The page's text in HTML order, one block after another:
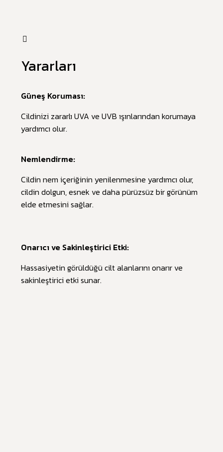
Yararları
Güneş Koruması:
Cildinizi zararlı UVA ve UVB ışınlarından korumaya
yardımcı olur.
Nemlendirme:
Cildin nem içeriğinin yenilenmesine yardımcı olur,
cildin dolgun, esnek ve daha pürüzsüz bir görünüm
elde etmesini sağlar.
Onarıcı ve Sakinleştirici Etki:
Hassasiyetin görüldüğü cilt alanlarını onarır ve
sakinleştirici etki sunar.